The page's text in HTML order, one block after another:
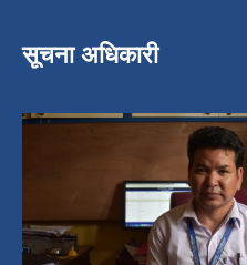
सूचना अधिकारी